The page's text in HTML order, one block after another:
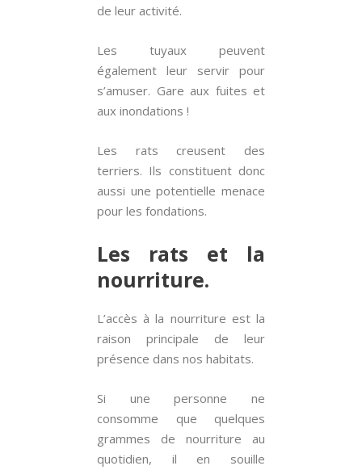
de leur activité.
Les tuyaux peuvent
également leur servir pour
s’amuser. Gare aux fuites et
aux inondations !
Les rats creusent des
terriers. Ils constituent donc
aussi une potentielle menace
pour les fondations.
Les rats et la
nourriture.
L’accès à la nourriture est la
raison principale de leur
présence dans nos habitats.
Si une personne ne
consomme que quelques
grammes de nourriture au
quotidien, il en souille